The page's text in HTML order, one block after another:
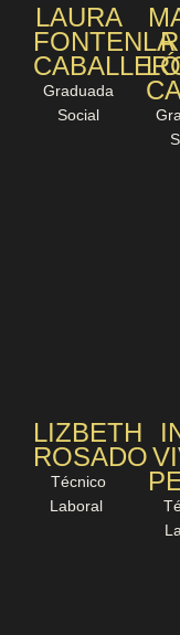
LAURA
FONTENLA
Graduada
Social
LIZBETH
ROSADO
Técnico
Laboral ​